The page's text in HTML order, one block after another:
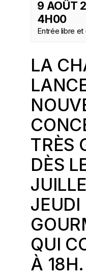
9 AOÛT
4H00
Entrée libre et
LA
TRÈS
DÈS
JEUDI
QUI
À 18H.